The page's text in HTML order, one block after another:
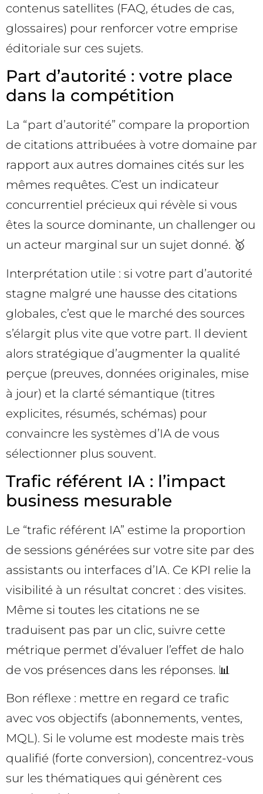
contenus satellites (FAQ, études de cas,
glossaires) pour renforcer votre emprise
éditoriale sur ces sujets.
Part d’autorité : votre place
dans la compétition
La “part d’autorité” compare la proportion
de citations attribuées à votre domaine par
rapport aux autres domaines cités sur les
mêmes requêtes. C’est un indicateur
concurrentiel précieux qui révèle si vous
êtes la source dominante, un challenger ou
un acteur marginal sur un sujet donné. 🥇
Interprétation utile : si votre part d’autorité
stagne malgré une hausse des citations
globales, c’est que le marché des sources
s’élargit plus vite que votre part. Il devient
alors stratégique d’augmenter la qualité
perçue (preuves, données originales, mise
à jour) et la clarté sémantique (titres
explicites, résumés, schémas) pour
convaincre les systèmes d’IA de vous
sélectionner plus souvent.
Trafic référent IA : l’impact
business mesurable
Le “trafic référent IA” estime la proportion
de sessions générées sur votre site par des
assistants ou interfaces d’IA. Ce KPI relie la
visibilité à un résultat concret : des visites.
Même si toutes les citations ne se
traduisent pas par un clic, suivre cette
métrique permet d’évaluer l’effet de halo
de vos présences dans les réponses. 📊
Bon réflexe : mettre en regard ce trafic
avec vos objectifs (abonnements, ventes,
MQL). Si le volume est modeste mais très
qualifié (forte conversion), concentrez-vous
sur les thématiques qui génèrent ces